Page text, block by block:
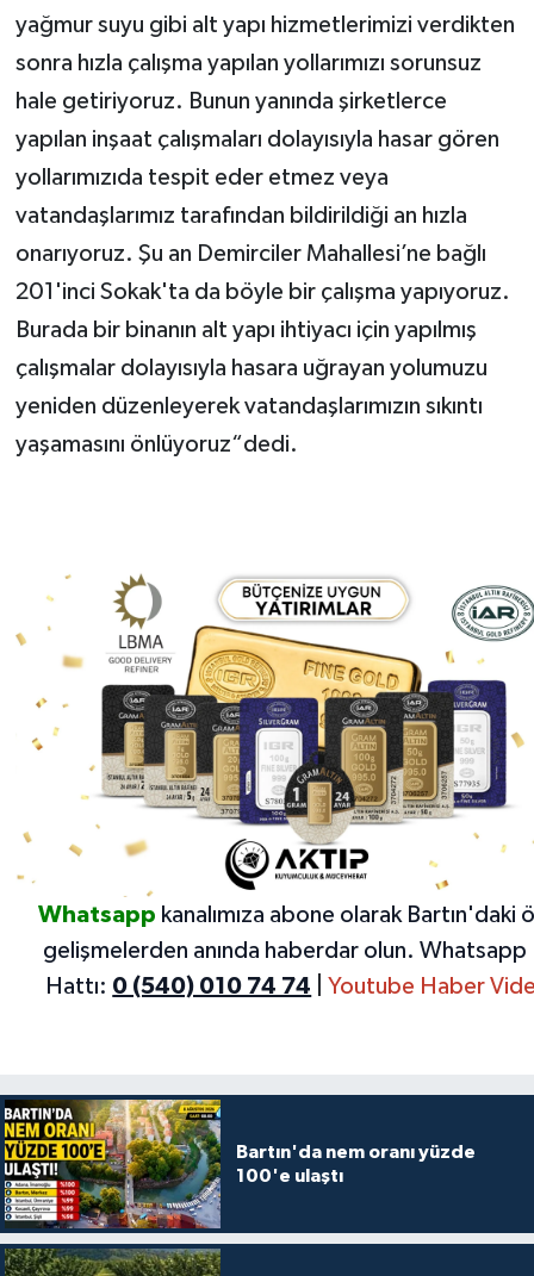
yağmur suyu gibi alt yapı hizmetlerimizi verdikten
sonra hızla çalışma yapılan yollarımızı sorunsuz
hale getiriyoruz. Bunun yanında şirketlerce
yapılan inşaat çalışmaları dolayısıyla hasar gören
yollarımızıda tespit eder etmez veya
vatandaşlarımız tarafından bildirildiği an hızla
onarıyoruz. Şu an Demirciler Mahallesi’ne bağlı
201'inci Sokak'ta da böyle bir çalışma yapıyoruz.
Burada bir binanın alt yapı ihtiyacı için yapılmış
çalışmalar dolayısıyla hasara uğrayan yolumuzu
yeniden düzenleyerek vatandaşlarımızın sıkıntı
yaşamasını önlüyoruz“dedi.
Whatsapp kanalımıza abone olarak Bartın'daki
gelişmelerden anında haberdar olun. Whatsapp
Hattı: 0 (540) 010 74 74 Youtube Haber
Bartın'da nem oranı yüzde
100'e ulaştı